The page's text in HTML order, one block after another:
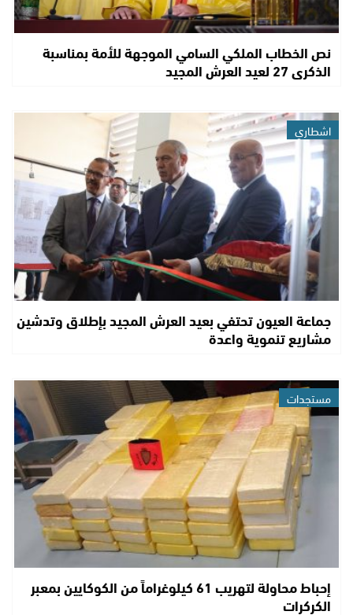
نص الخطاب الملكي السامي الموجهة للأمة بمناسبة
الذكرى 27 لعيد العرش المجيد
اشطاري
جماعة العيون تحتفي بعيد العرش المجيد بإطلاق وتدشين
مشاريع تنموية واعدة
مستجدات
إحباط محاولة لتهريب 61 كيلوغراماً من الكوكايين بمعبر
الكركرات